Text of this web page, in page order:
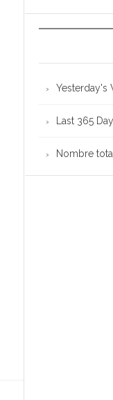
Yesterday's
Last 365
Nombre